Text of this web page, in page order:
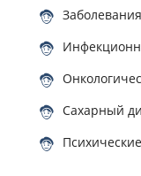
Сахарный